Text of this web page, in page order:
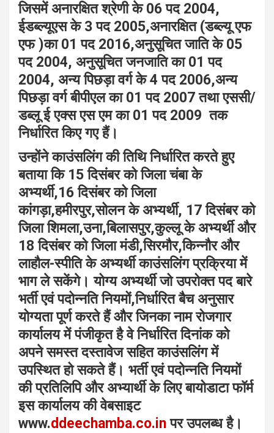
जिसमें अनारक्षित श्रेणी के 06 पद 2004,
ईडब्ल्यूएस के 3 पद 2005,अनारक्षित (डब्ल्यू एफ
एफ )का 01 पद 2016,अनुसूचित जाति के 05
पद 2004, अनुसूचित जनजाति का 01 पद
2004, अन्य पिछड़ा वर्ग के 4 पद 2006,अन्य
पिछड़ा वर्ग बीपीएल का 01 पद 2007 तथा एससी/
डब्लू ई एक्स एस एम का 01 पद 2009 तक
निर्धारित किए गए हैं।
उन्होंने काउंसलिंग की तिथि निर्धारित करते हुए
बताया कि 15 दिसंबर को जिला चंबा के
अभ्यर्थी,16 दिसंबर को जिला
कांगड़ा,हमीरपुर,सोलन के अभ्यर्थी, 17 दिसंबर को
जिला शिमला,उना,बिलासपुर,कुल्लू के अभ्यर्थी और
18 दिसंबर को जिला मंडी,सिरमौर,किन्नौर और
लाहौल-स्पीति के अभ्यर्थी काउंसलिंग प्रक्रिया में
भाग ले सकेंगे। योग्य अभ्यर्थी जो उपरोक्त पद बारे
भर्ती एवं पदोन्नति नियमों,निर्धारित बैच अनुसार
योग्यता पूर्ण करते हैं और जिनका नाम रोजगार
कार्यालय में पंजीकृत है वे निर्धारित दिनांक को
अपने समस्त दस्तावेज सहित काउंसलिंग में
उपस्थित हो सकते हैं। भर्ती एवं पदोन्नति नियमों
की प्रतिलिपि और अभ्यार्थी के लिए बायोडाटा फॉर्म
इस कार्यालय की वेबसाइट
www.ddeechamba.co.inपर उपलब्ध है।